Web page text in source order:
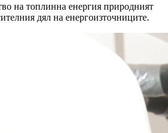
на топлинна енергия природният
дял на енергоизточниците.